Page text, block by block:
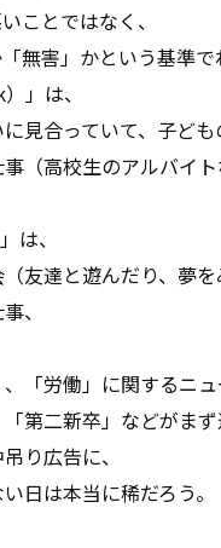
ことではなく、
無害」かという基準で
」は、
見合っていて、子ど
（高校生のアルバイト
は、
友達と遊んだり、夢
、
「労働」に関するニ
第二新卒」などがまず
り広告に、
日は本当に稀だろう。